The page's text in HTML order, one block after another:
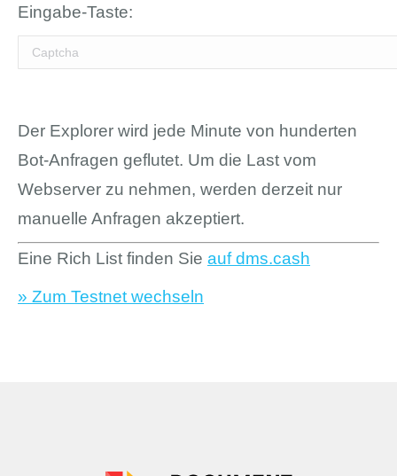
Eingabe-Taste:
Der Explorer wird jede Minute von hunderten
Bot-Anfragen geflutet. Um die Last vom
Webserver zu nehmen, werden derzeit nur
manuelle Anfragen akzeptiert.
Eine Rich List finden Sie auf dms.cash
» Zum Testnet wechseln